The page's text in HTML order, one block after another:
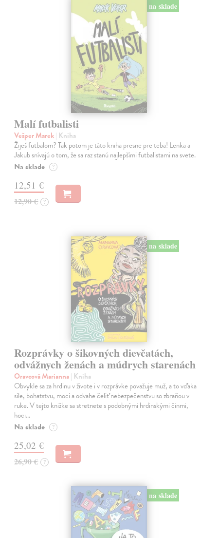
na sklade
Malí futbalisti
Vešper Marek| Kniha
Žiješ futbalom? Tak potom je táto kniha presne pre teba! Lenka a
Jakub snívajú o tom, že sa raz stanú najlepšími futbalistami na svete.
Na sklade ?
12,51 €
12,90 € ?
na sklade
Rozprávky o šikovných dievčatách,
odvážnych ženách a múdrych starenách
Oravcová Marianna| Kniha
Obvykle sa za hrdinu v živote i v rozprávke považuje muž, a to vďaka
sile, bohatstvu, moci a odvahe čeliť nebezpečenstvu so zbraňou v
ruke. V tejto knižke sa stretnete s podobnými hrdinskými činmi,
hoci…
Na sklade ?
25,02 €
26,90 € ?
na sklade